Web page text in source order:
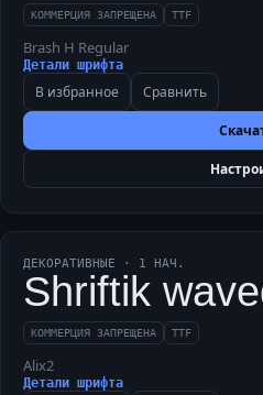
КОММЕРЦИЯ ЗАПРЕЩЕНА TTF
Brash H Regular
Детали шрифта
В избранное Сравнить
ДЕКОРАТИВНЫЕ · 1 НАЧ.
Shriftik
КОММЕРЦИЯ ЗАПРЕЩЕНА TTF
Alix2
Детали шрифта